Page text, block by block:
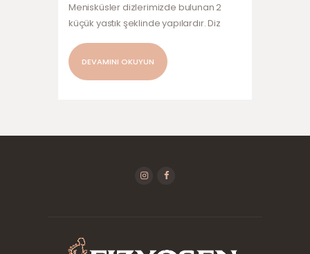
Menisküsler dizlerimizde bulunan 2
küçük yastık şeklinde yapılardır. Diz
yüzlerinin birbirine uyumunu destekler
ve kayganlığını arttırır. Kırkırdak
DEVAMINI OKUYUN